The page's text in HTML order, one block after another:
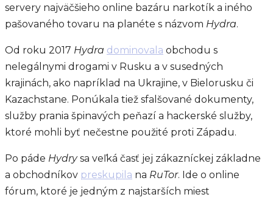
servery najväčšieho online bazáru narkotík a iného
pašovaného tovaru na planéte s názvom Hydra.
Od roku 2017 Hydra dominovala obchodu s
nelegálnymi drogami v Rusku a v susedných
krajinách, ako napríklad na Ukrajine, v Bielorusku či
Kazachstane. Ponúkala tiež sfalšované dokumenty,
služby prania špinavých peňazí a hackerské služby,
ktoré mohli byť nečestne použité proti Západu.
Po páde Hydrysa veľká časť jej zákazníckej základne
a obchodníkov preskupila na RuTor. Ide o online
fórum, ktoré je jedným z najstarších miest